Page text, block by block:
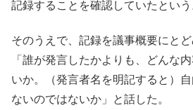
記録することを確認していたという
そのうえで、記録を議事概要にと
「誰が発言したかよりも、どんな
いか。（発言者名を明記すると）
ないのではないか」と話した。